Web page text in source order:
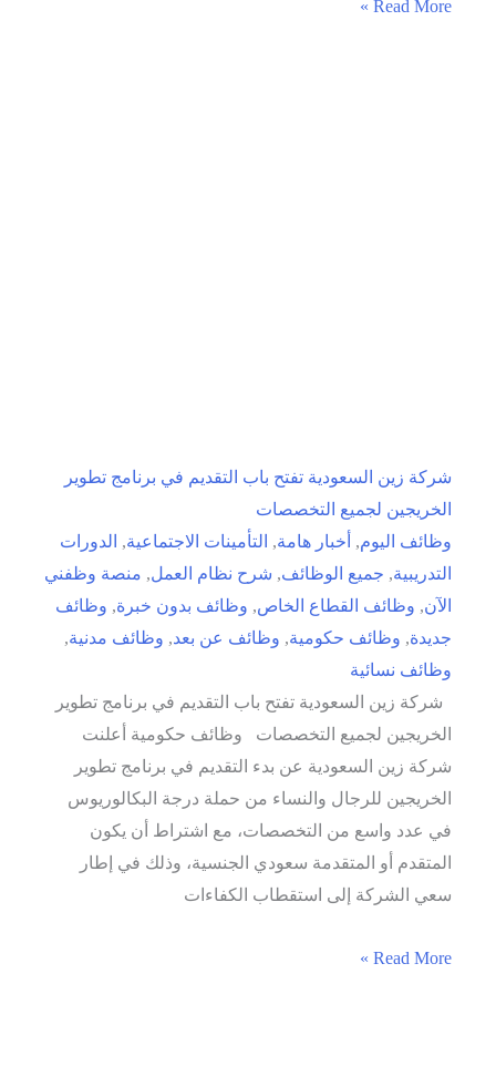
أكاديمية
Read More »
شركة زين السعودية تفتح باب التقديم في برنامج تطوير
الخريجين لجميع التخصصات
وظائف اليوم, أخبار هامة, التأمينات الاجتماعية, الدورات
التدريبية, جميع الوظائف, شرح نظام العمل, منصة وظفني
الآن, وظائف القطاع الخاص, وظائف بدون خبرة, وظائف
جديدة, وظائف حكومية, وظائف عن بعد, وظائف مدنية,
وظائف نسائية
شركة زين السعودية تفتح باب التقديم في برنامج تطوير
الخريجين لجميع التخصصات وظائف حكومية أعلنت
شركة زين السعودية عن بدء التقديم في برنامج تطوير
الخريجين للرجال والنساء من حملة درجة البكالوريوس
في عدد واسع من التخصصات، مع اشتراط أن يكون
المتقدم أو المتقدمة سعودي الجنسية، وذلك في إطار
سعي الشركة إلى استقطاب الكفاءات
شركة
Read More »